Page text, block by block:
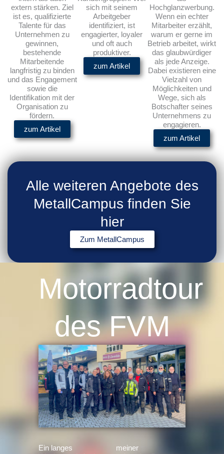
extern stärken. Ziel
ist es, qualifizierte
Talente für das
Unternehmen zu
gewinnen,
bestehende
Mitarbeitende
langfristig zu binden
und das Engagement
sowie die
Identifikation mit der
Organisation zu
fördern.
zum Artikel
sich mit seinem
Arbeitgeber
identifiziert, ist
engagierter, loyaler
und oft auch
produktiver.
zum Artikel
Hochglanzwerbung.
Wenn ein echter
Mitarbeiter erzählt,
warum er gerne im
Betrieb arbeitet, wirkt
das glaubwürdiger
als jede Anzeige.
Dabei existieren eine
Vielzahl von
Möglichkeiten und
Wege, sich als
Botschafter seines
Unternehmens zu
engagieren.
zum Artikel
Alle weiteren Angebote des
MetallCampus finden Sie
hier
Zum MetallCampus
Motorradtour
des FVM
Ein langes
meiner